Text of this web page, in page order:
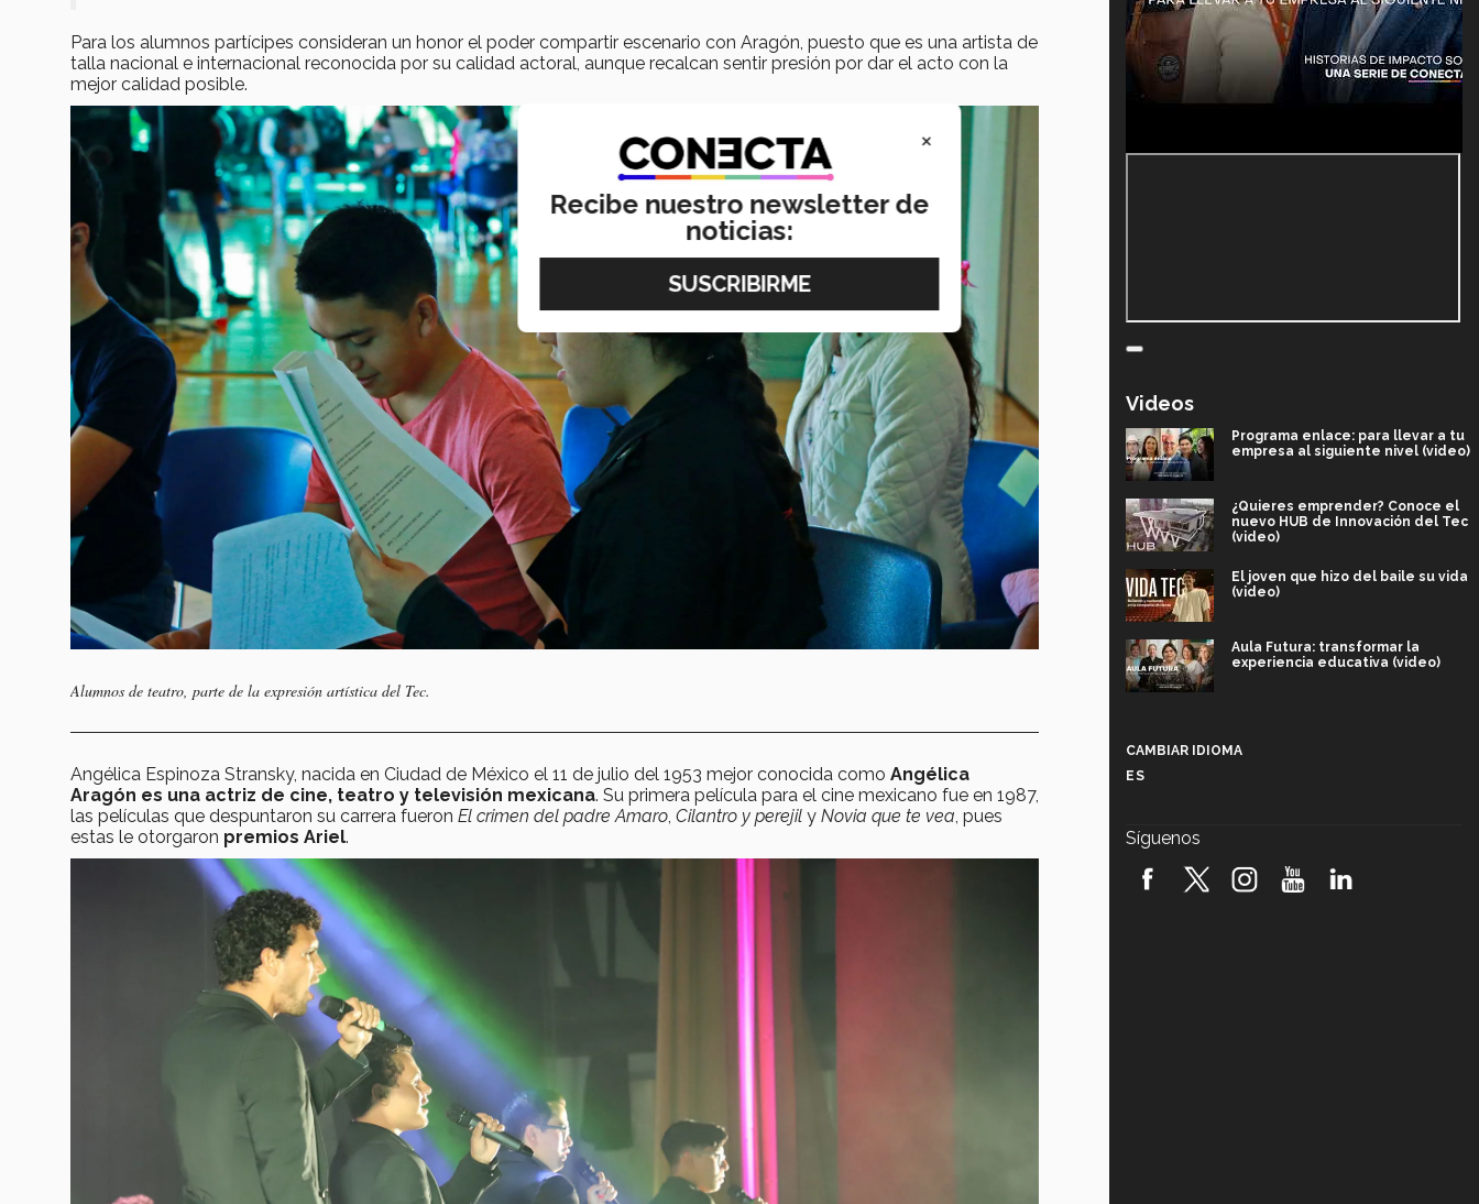
Para los alumnos partícipes consideran un honor el poder compartir escenario con Aragón, puesto que es una artista de
talla nacional e internacional reconocida por su calidad actoral, aunque recalcan sentir presión por dar el acto con la
mejor calidad posible.
Alumnos de teatro, parte de la expresión artística del Tec.
Angélica Espinoza Stransky, nacida en Ciudad de México el 11 de julio del 1953 mejor conocida como Angélica
Aragón es una actriz de cine, teatro y televisión mexicana. Su primera película para el cine mexicano fue en 1987,
las películas que despuntaron su carrera fueron El crimen del padre Amaro Cilantro y perejil y Novia que te vea , pues
estas le otorgaron premios Ariel.
Videos
Programa enlace: para llevar a tu
empresa al siguiente nivel (video)
¿Quieres emprender? Conoce el
nuevo HUB de Innovación del Tec
(video)
El joven que hizo del baile su vida
(video)
Aula Futura: transformar la
experiencia educativa (video)
robótica FIRST 2026! (video)
CAMBIAR IDIOMA
ES
Síguenos
×
Recibe nuestro newsletter de
noticias: